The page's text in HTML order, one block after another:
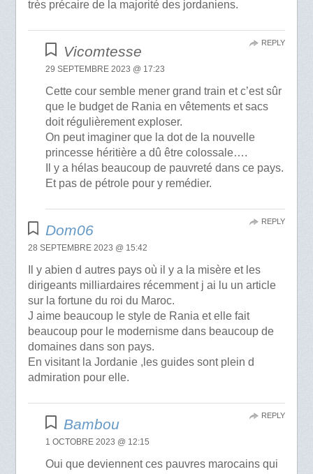
très précaire de la majorité des jordaniens.
Vicomtesse
29 SEPTEMBRE 2023 @ 17:23
Cette cour semble mener grand train et c’est sûr
que le budget de Rania en vêtements et sacs
doit régulièrement exploser.
On peut imaginer que la dot de la nouvelle
princesse héritière a dû être colossale….
Il y a hélas beaucoup de pauvreté dans ce pays.
Et pas de pétrole pour y remédier.
REPLY
Dom06
28 SEPTEMBRE 2023 @ 15:42
Il y abien d autres pays où il y a la misère et les
dirigeants milliardaires récemment j ai lu un article
sur la fortune du roi du Maroc.
J aime beaucoup le style de Rania et elle fait
beaucoup pour le modernisme dans beaucoup de
domaines dans son pays.
En visitant la Jordanie ,les guides sont plein d
admiration pour elle.
REPLY
Bambou
1 OCTOBRE 2023 @ 12:15
Oui que deviennent ces pauvres marocains qui
REPLY